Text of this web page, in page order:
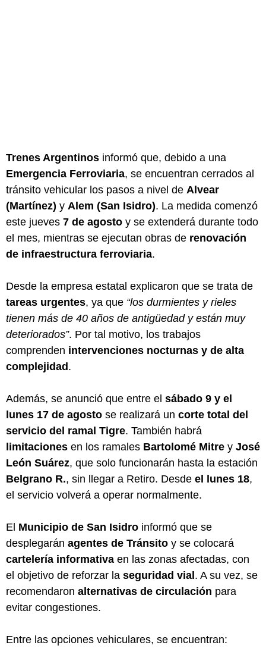
Trenes Argentinos informó que, debido a una
Emergencia Ferroviaria, se encuentran cerrados al
tránsito vehicular los pasos a nivel de Alvear
(Martínez) y Alem (San Isidro). La medida comenzó
este jueves 7 de agosto y se extenderá durante todo
el mes, mientras se ejecutan obras de renovación
de infraestructura ferroviaria.
Desde la empresa estatal explicaron que se trata de
tareas urgentes, ya que “los durmientes y rieles
tienen más de 40 años de antigüedad y están muy
deteriorados”. Por tal motivo, los trabajos
comprenden intervenciones nocturnas y de alta
complejidad.
Además, se anunció que entre el sábado 9 y el
lunes 17 de agosto se realizará un corte total del
servicio del ramal Tigre. También habrá
limitaciones en los ramales Bartolomé Mitre y José
León Suárez, que solo funcionarán hasta la estación
Belgrano R., sin llegar a Retiro. Desde el lunes 18,
el servicio volverá a operar normalmente.
El Municipio de San Isidro informó que se
desplegarán agentes de Tránsito y se colocará
cartelería informativa en las zonas afectadas, con
el objetivo de reforzar la seguridad vial. A su vez, se
recomendaron alternativas de circulación para
evitar congestiones.
Entre las opciones vehiculares, se encuentran: